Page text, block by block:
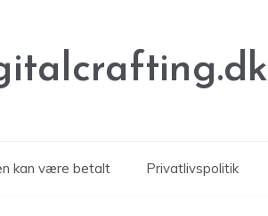
kan være betalt Privatlivspolitik